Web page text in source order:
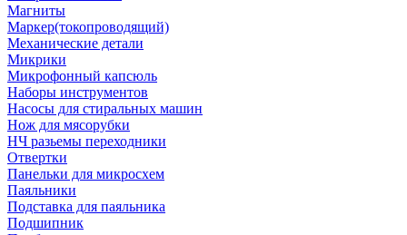
Магниты
Маркер(токопроводящий)
Механические детали
Микрики
Микрофонный капсюль
Наборы инструментов
Насосы для стиральных машин
Нож для мясорубки
НЧ разьемы переходники
Отвертки
Панельки для микросхем
Паяльники
Подставка для паяльника
Подшипник